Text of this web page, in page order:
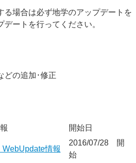
場合は必ず地学のアップデートを
ートを行ってください。
どの追加･修正
開始日
情報
2016/07/28 開
始